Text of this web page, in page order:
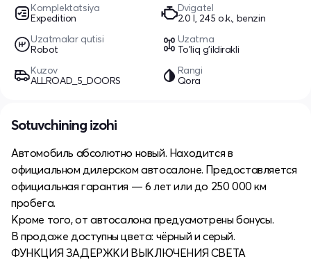
Komplektatsiya
Expedition
Dvigatel
2.0 l, 245 o.k., benzin
Uzatmalar qutisi
Robot
Uzatma
To'liq g'ildirakli
Kuzov
ALLROAD_5_DOORS
Rangi
Qora
Sotuvchining izohi
Автомобиль абсолютно новый. Находится в
официальном дилерском автосалоне. Предоставляется
официальная гарантия — 6 лет или до 250 000 км
пробега.
Кроме того, от автосалона предусмотрены бонусы.
В продаже доступны цвета: чёрный и серый.
ФУНКЦИЯ ЗАДЕРЖКИ ВЫКЛЮЧЕНИЯ СВЕТА